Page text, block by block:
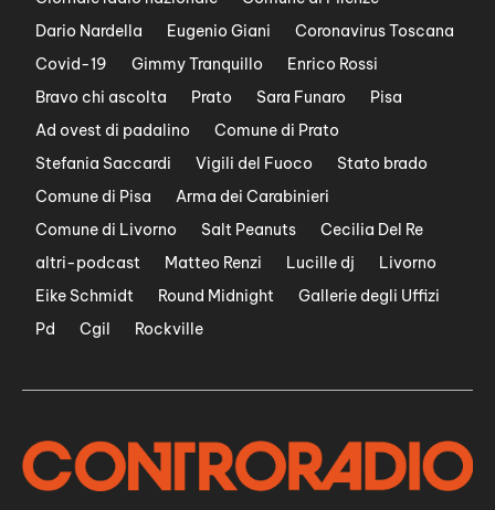
Dario Nardella
Eugenio Giani
Coronavirus Toscana
Covid-19
Gimmy Tranquillo
Enrico Rossi
Bravo chi ascolta
Prato Sara Funaro
Pisa
Ad ovest di padalino
Comune di Prato
Stefania Saccardi
Vigili del Fuoco
Stato brado
Comune di Pisa
Arma dei Carabinieri
Comune di Livorno
Salt Peanuts
Cecilia Del Re
altri-podcast
Matteo Renzi Lucille dj
Livorno
Eike Schmidt
Round Midnight
Gallerie degli Uffizi
Pd
Cgil Rockville